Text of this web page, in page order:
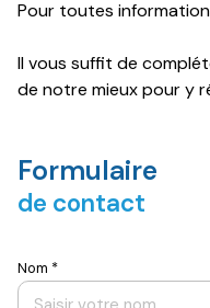
Contact
Pour toutes
Il vous suffit de
de notre mieux pour y
Formulaire
de contact
Nom *